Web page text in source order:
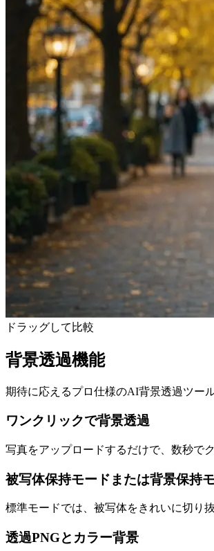
ドラッグして比較
背景透過機能
期待に応えるプロ仕様のAI背景透過ツー
ワンクリックで背景透過
写真をアップロードするだけで、数秒で
被写体保持モードまたは背景保持
標準モードでは、被写体をきれいに切り
透過PNGとカラー背景